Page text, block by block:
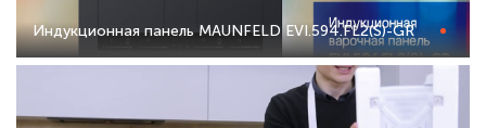
Индукционная панель MAUNFELD EVI.594.FL2(S)-GR